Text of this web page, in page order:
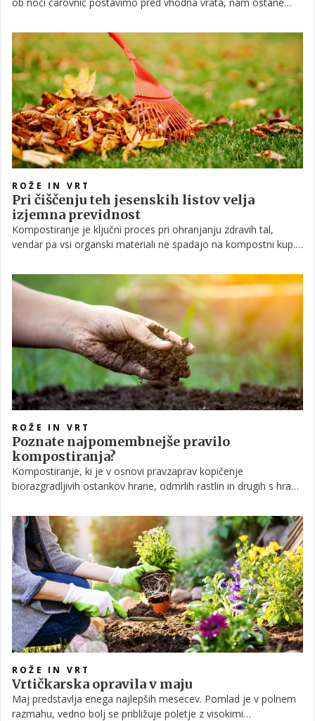
Poglejmo nekaj idej, kako lahko uporabimo tudi oranžno meso
in tako poskrbimo za popoln izkoristek tega jesenskega
pridelka.
ROŽE IN VRT
Pri čiščenju teh jesenskih listov velja
izjemna previdnost
Kompostiranje je ključni proces pri ohranjanju zdravih tal,
vendar pa vsi organski materiali ne spadajo na kompostni kup.
zaradi nevarne spojine juglon, ki jo najdemo v njih. Kako
škodljivi so v resnici?
ROŽE IN VRT
Poznate najpomembnejše pravilo
kompostiranja?
Kompostiranje, ki je v osnovi pravzaprav kopičenje
biorazgradljivih ostankov hrane, odmrlih rastlin in drugih s hranili
recikliranja. Vsaj tako smo verjeli do nedavnega. V zadnjem
času pa pogosto slišimo, da je lahko kompost za vrt tudi
škodljiv. Preverili smo, ali to drži in ali pridelava in uporaba
komposta zares predstavlja kakršna koli varnostna tveganja za
zdravje človeka in rastlin.
ROŽE IN VRT
Vrtičkarska opravila v maju
Maj predstavlja enega najlepših mesecev. Pomlad je v polnem
razmahu, vedno bolj se približuje poletje z visokimi